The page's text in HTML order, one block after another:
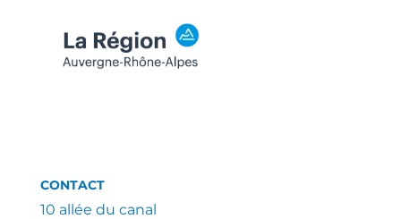
CONTACT
10 allée du canal